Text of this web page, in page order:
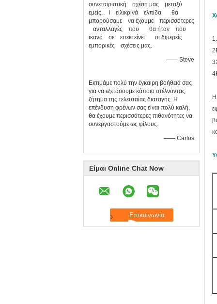
συνεταιριστική σχέση μας μεταξύ
εμείς. Ι ειλικρινά ελπίδα θα
μπορούσαμε να έχουμε περισσότερες
ανταλλαγές που θα ήταν που
ικανό σε επεκτείνει οι διμερείς
εμπορικές σχέσεις μας.
—— Steve
Εκτιμάμε πολύ την έγκαιρη βοήθειά σας
για να εξετάσουμε κάποιο στέλνοντας
ζήτημα της τελευταίας διαταγής. Η
επένδυση φρένων σας είναι πολύ καλή,
θα έχουμε περισσότερες πιθανότητες να
συνεργαστούμε ως φίλους.
—— Carlos
Είμαι Online Chat Now